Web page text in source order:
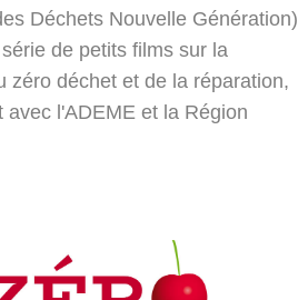
Déchets Nouvelle Génération)
de petits films sur la
zéro déchet et de la réparation,
avec l'ADEME et la Région